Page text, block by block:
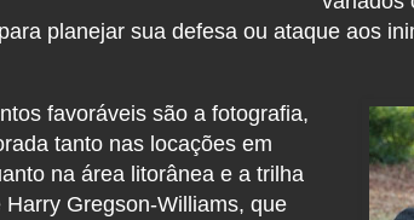
planejar sua defesa ou ataque aos
favoráveis são a fotografia,
tanto nas locações em
na área litorânea e a trilha
Harry Gregson-Williams, que